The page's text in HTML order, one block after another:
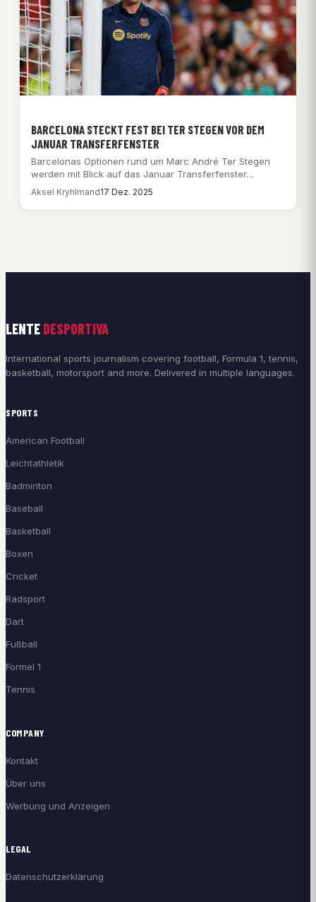
BARCELONA STECKT FEST BEI TER STEGEN VOR DEM
JANUAR TRANSFERFENSTER
Barcelonas Optionen rund um Marc André Ter Stegen
werden mit Blick auf das Januar Transferfenster…
Aksel Kryhlmand17 Dez. 2025
LENTE DESPORTIVA
International sports journalism covering football, Formula 1, tennis,
basketball, motorsport and more. Delivered in multiple languages.
SPORTS
American Football
Leichtathletik
Badminton
Baseball
Basketball
Boxen
Cricket
Radsport
Dart
Fußball
Formel 1
Tennis
COMPANY
Kontakt
Über uns
Werbung und Anzeigen
LEGAL
Datenschutzerklärung